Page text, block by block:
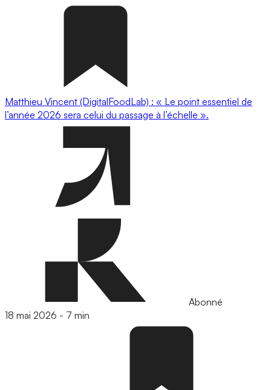
Matthieu Vincent (DigitalFoodLab) : « Le point essentiel de
l’année 2026 sera celui du passage à l’échelle ».
Abonné
18 mai 2026 - 7 min